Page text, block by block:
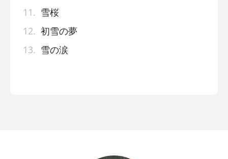
11. 雪桜
12. 初雪の夢
13. 雪の涙